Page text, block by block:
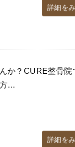
詳細を
か？CURE整骨院
方…
詳細を